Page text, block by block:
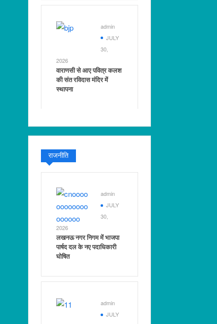
admin
JULY
30,
2026
वाराणसी से आए पवित्र कलश
की संत रविदास मंदिर में
स्थापना
राजनीति
admin
JULY
30,
2026
लखनऊ नगर निगम में भाजपा
पार्षद दल के नए पदाधिकारी
घोषित
admin
JULY